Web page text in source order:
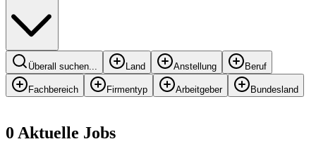
Überall suchen... Land Anstellung Beruf
Fachbereich Firmentyp Arbeitgeber Bundesland
0 Aktuelle Jobs